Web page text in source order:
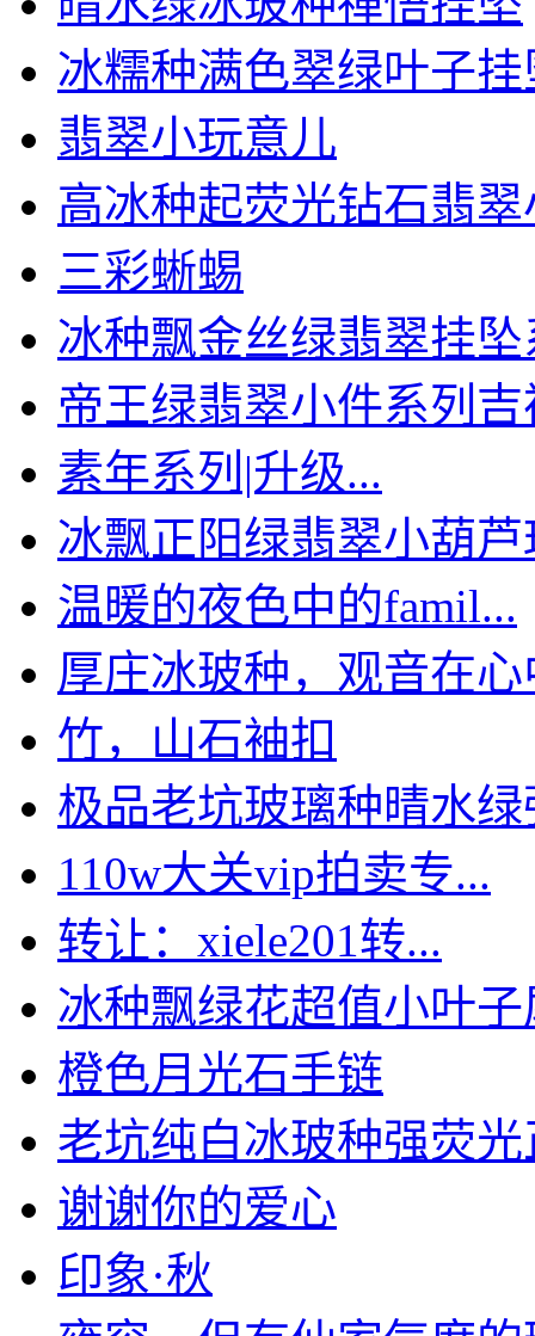
冰糯种满色翠绿叶子挂
翡翠小玩意儿
高冰种起荧光钻石翡翠
三彩蜥蜴
冰种飘金丝绿翡翠挂坠
帝王绿翡翠小件系列吉
素年系列|升级...
冰飘正阳绿翡翠小葫芦
温暖的夜色中的famil...
厚庄冰玻种，观音在心
竹，山石袖扣
极品老坑玻璃种晴水绿
110w大关vip拍卖专...
转让：xiele201转...
冰种飘绿花超值小叶子
橙色月光石手链
老坑纯白冰玻种强荧光
谢谢你的爱心
印象·秋